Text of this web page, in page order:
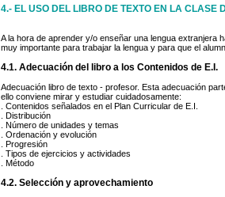
4.- EL USO DEL LIBRO DE TEXTO EN LA CLASE
A la hora de aprender y/o enseñar una lengua extranjera
muy importante para trabajar la lengua y para que el
4.1. Adecuación del libro a los Contenidos de E.I.
Adecuación libro de texto - profesor. Esta adecuación
ello conviene mirar y estudiar cuidadosamente:
. Contenidos señalados en el Plan Curricular de E.I.
. Distribución
. Número de unidades y temas
. Ordenación y evolución
. Progresión
. Tipos de ejercicios y actividades
. Método
4.2. Selección y aprovechamiento